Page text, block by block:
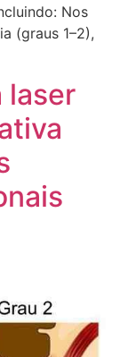
Nos
(graus 1–2),
laser